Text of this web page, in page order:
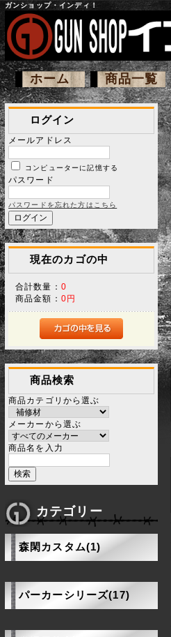
ガンショップ・インディ！
ホーム 商品一覧
ログイン
メールアドレス
コンピューターに記憶する
パスワード
パスワードを忘れた方はこちら
現在のカゴの中
合計数量： 0
商品金額： 0円
商品検索
商品カテゴリから選ぶ
メーカーから選ぶ
商品名を入力
カテゴリー
森閑カスタム(1)
パーカーシリーズ(17)